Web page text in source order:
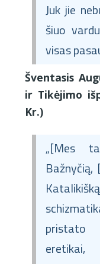
Juk jie
šiuo
visas
Šventasis
ir Tikėjimo
Kr.)
„[Mes
pristato